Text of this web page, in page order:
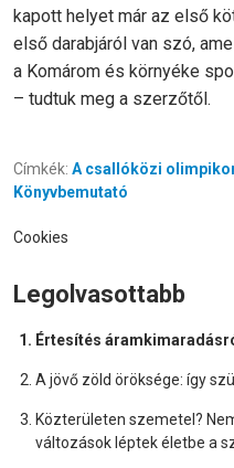
kapott helyet már az első
első darabjáról van szó,
a Komárom és környéke
– tudtuk meg a szerzőtől.
Címkék: A csallóközi
Könyvbemutató
Cookies
Legolvasottabb
Értesítés
A jövő zöld öröksége: így
Közterületen szemetel?
változások léptek életbe a